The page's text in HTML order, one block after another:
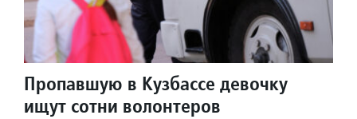
Пропавшую в Кузбассе девочку
ищут сотни волонтеров